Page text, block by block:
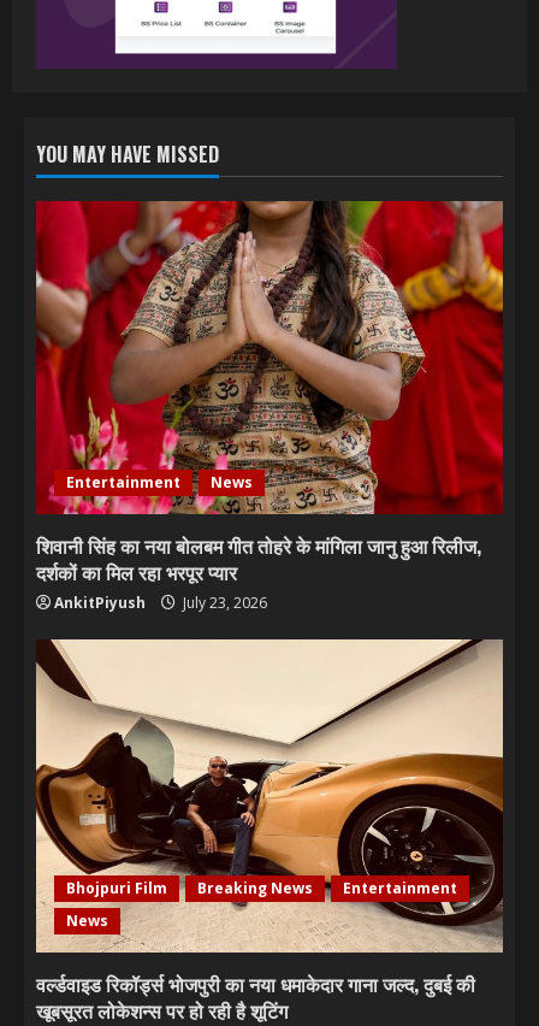
July 6, 2026
YOU MAY HAVE MISSED
Entertainment News
शिवानी सिंह का नया बोलबम गीत तोहरे के मांगिला जानु हुआ रिलीज,
दर्शकों का मिल रहा भरपूर प्यार
AnkitPiyush July 23, 2026
Bhojpuri Film Breaking News
Entertainment
News
वर्ल्डवाइड रिकॉर्ड्स भोजपुरी का नया धमाकेदार गाना जल्द, दुबई की
खूबसूरत लोकेशन्स पर हो रही है शूटिंग